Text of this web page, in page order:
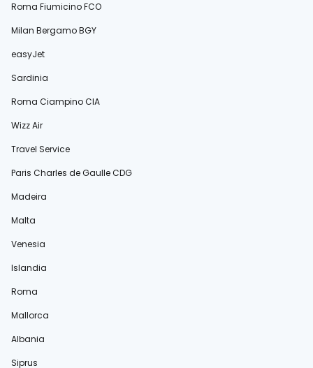
Roma Fiumicino FCO
Milan Bergamo BGY
easyJet
Sardinia
Roma Ciampino CIA
Wizz Air
Travel Service
Paris Charles de Gaulle CDG
Madeira
Malta
Venesia
Islandia
Roma
Mallorca
Albania
Siprus